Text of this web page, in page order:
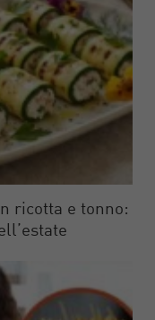
ricotta e tonno: